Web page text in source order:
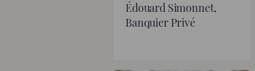
Édouard Simonnet,
Banquier Privé